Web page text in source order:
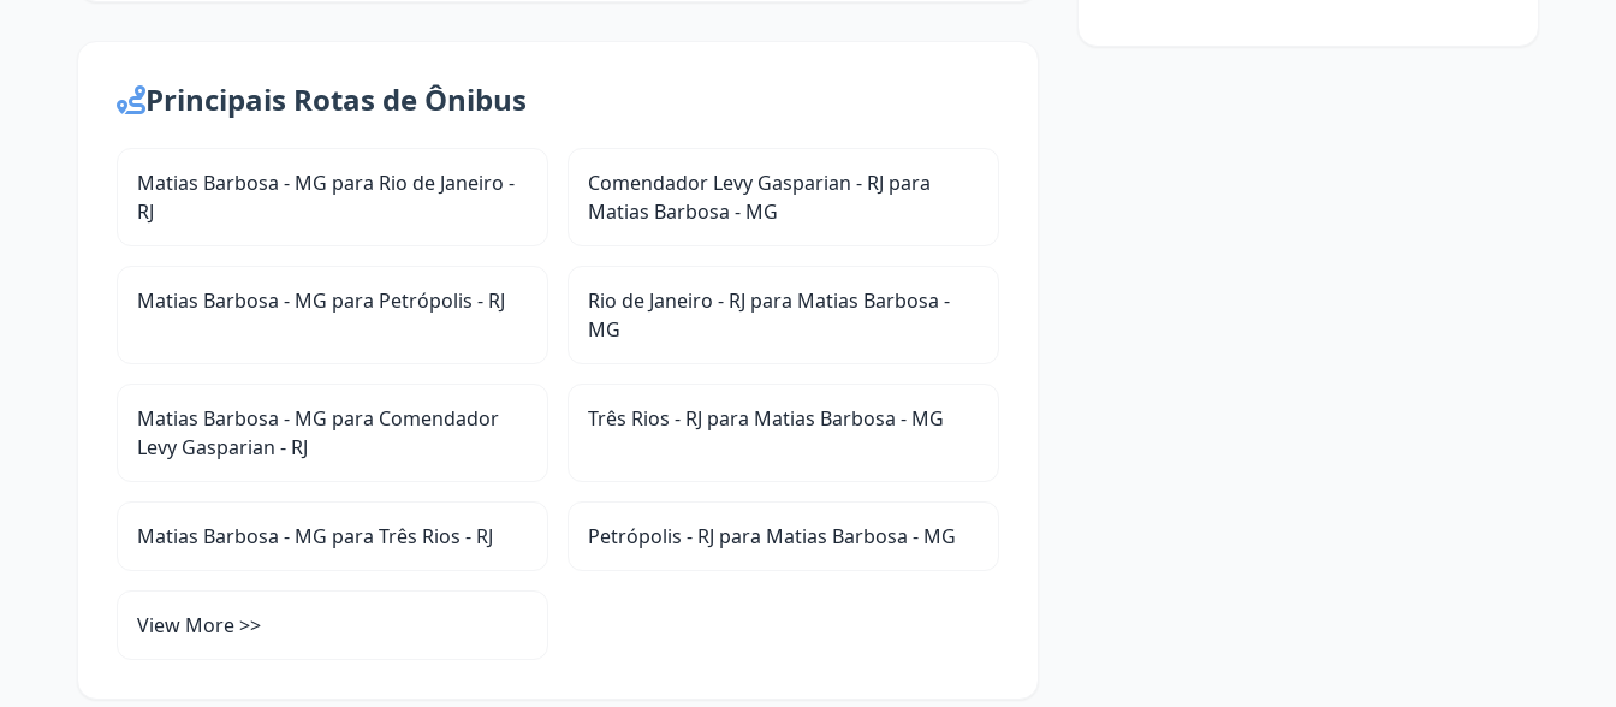
Principais Rotas de Ônibus
Matias Barbosa - MG para Rio de Janeiro -
RJ
Comendador Levy Gasparian - RJ para
Matias Barbosa - MG
Matias Barbosa - MG para Petrópolis - RJ
Rio de Janeiro - RJ para Matias Barbosa -
MG
Matias Barbosa - MG para Comendador
Levy Gasparian - RJ
Três Rios - RJ para Matias Barbosa - MG
Matias Barbosa - MG para Três Rios - RJ Petrópolis - RJ para Matias Barbosa - MG
View More >>